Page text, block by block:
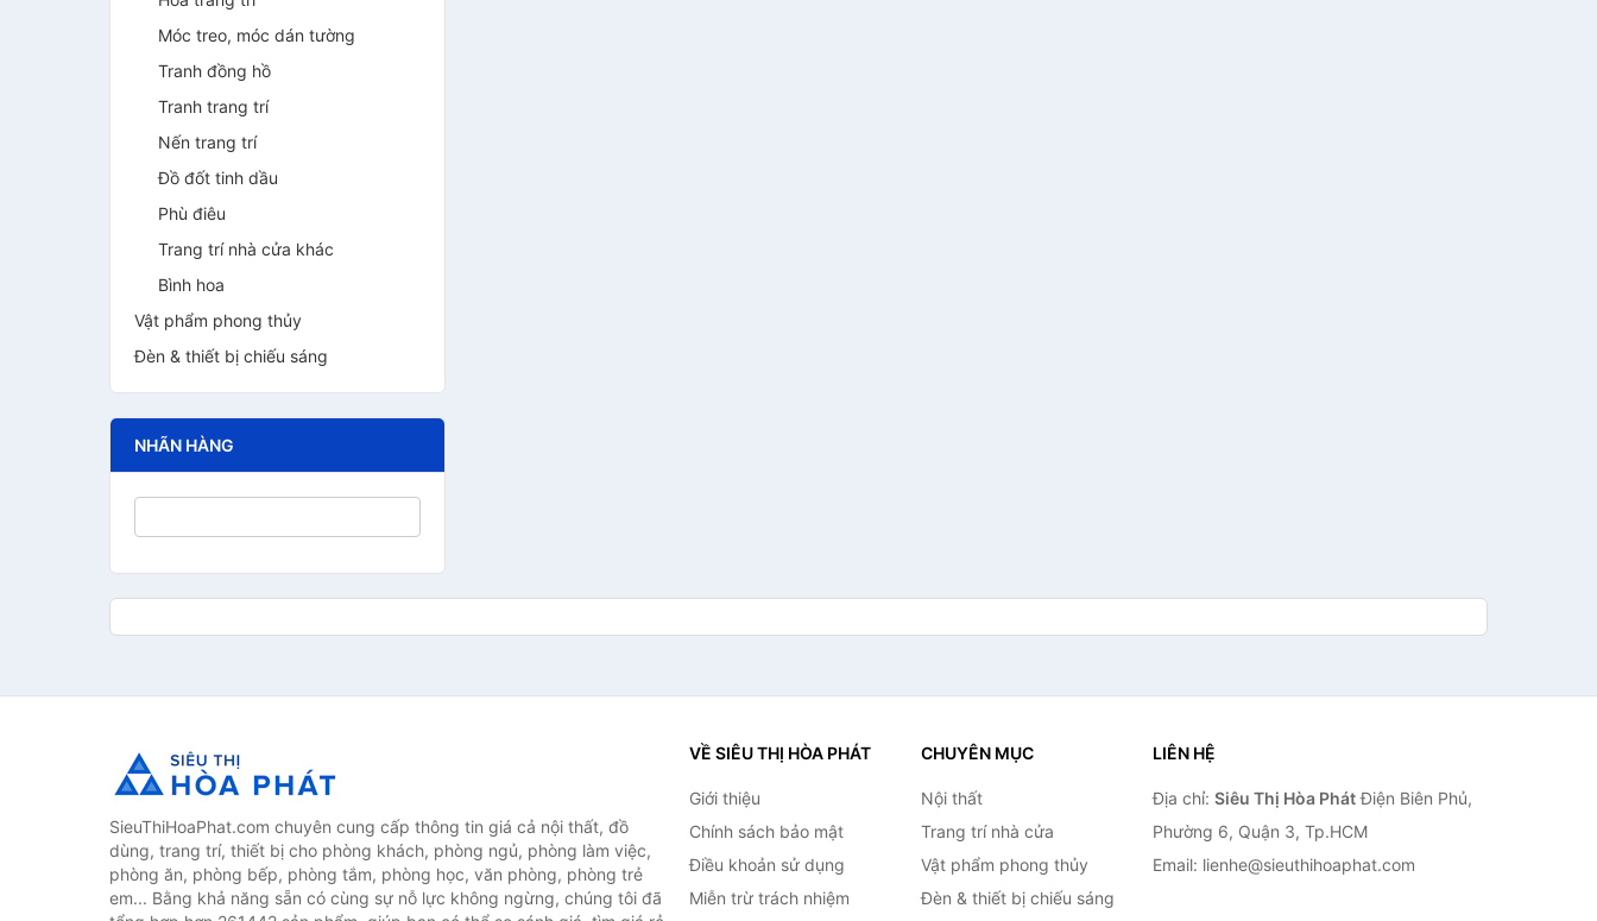
Móc treo, móc dán tường
Tranh đồng hồ
Tranh trang trí
Nến trang trí
Đồ đốt tinh dầu
Phù điêu
Trang trí nhà cửa khác
Bình hoa
Vật phẩm phong thủy
Đèn & thiết bị chiếu sáng
NHÃN HÀNG
SieuThiHoaPhat.com chuyên cung cấp thông tin giá cả nội thất, đồ
dùng, trang trí, thiết bị cho phòng khách, phòng ngủ, phòng làm việc,
phòng ăn, phòng bếp, phòng tắm, phòng học, văn phòng, phòng trẻ
em... Bằng khả năng sẵn có cùng sự nỗ lực không ngừng, chúng tôi đã
VỀ SIÊU THỊ HÒA PHÁT
Giới thiệu
Chính sách bảo mật
Điều khoản sử dụng
Miễn trừ trách nhiệm
CHUYÊN MỤC
Nội thất
Trang trí nhà cửa
Vật phẩm phong thủy
Đèn & thiết bị chiếu sáng
LIÊN HỆ
Địa chỉ: Siêu Thị Hòa PhátĐiện Biên Phủ,
Phường 6, Quận 3, Tp.HCM
Email: lienhe@sieuthihoaphat.com